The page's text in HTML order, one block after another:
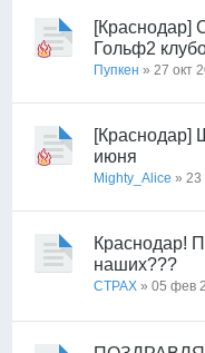
[Краснодар]
Гольф2
Пупкен » 27 окт
[Краснодар]
июня
Mighty_Alice » 23
Краснодар!
наших???
CTPAX » 05 фев